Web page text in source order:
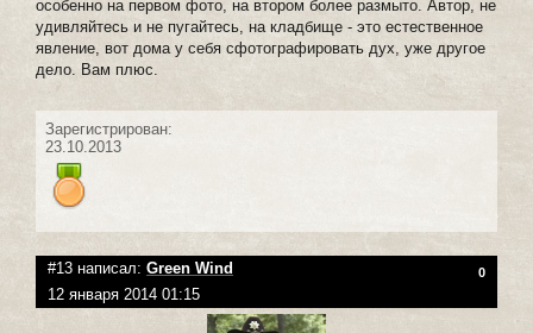
особенно на первом фото, на втором более размыто. Автор, не
удивляйтесь и не пугайтесь, на кладбище - это естественное
явление, вот дома у себя сфотографировать дух, уже другое
дело. Вам плюс.
Зарегистрирован:
23.10.2013
#13 написал: Green Wind 0
12 января 2014 01:15